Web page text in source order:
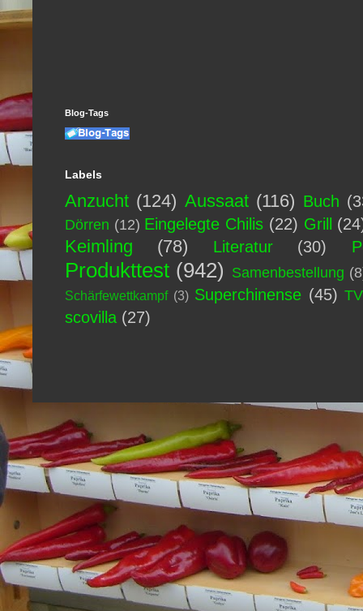
Blog-Tags
Labels
Anzucht (124) Aussaat (116) Buch
Dörren (12) Eingelegte Chilis (22) Grill
Keimling (78) Literatur (30)
Produkttest (942) Samenbestellung
Schärfewettkampf (3) Superchinense (45) TV
scovilla (27)